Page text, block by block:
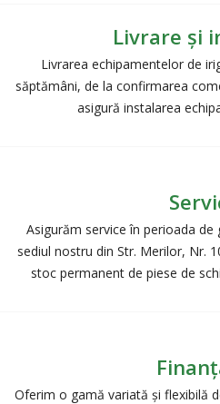
Livrare și
Livrarea echipamentelor de
săptămâni, de la confirmarea
asigură instalarea
Asigurăm service în perioada
sediul nostru din Str. Merilor, Nr.
stoc permanent de piese de
Oferim o gamă variată și flexibilă